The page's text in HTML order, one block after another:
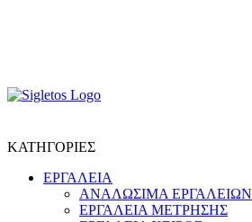
ΚΑΤΗΓΟΡΙΕΣ
ΕΡΓΑΛΕΙΑ
ΑΝΑΛΩΣΙΜΑ ΕΡΓΑΛΕΙΩΝ
ΕΡΓΑΛΕΙΑ ΜΕΤΡΗΣΗΣ